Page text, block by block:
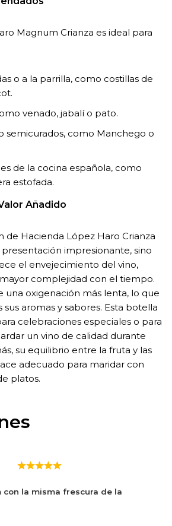
Magnum Crianza es ideal para
o a la parrilla, como costillas de
venado, jabalí o pato.
semicurados, como Manchego o
de la cocina española, como
estofada.
Añadido
de Hacienda López Haro Crianza
impresionante, sino
el envejecimiento del vino,
complejidad con el tiempo.
una oxigenación más lenta, lo que
aromas y sabores. Esta botella
celebraciones especiales o para
un vino de calidad durante
su equilibrio entre la fruta y las
adecuado para maridar con
platos.
HARO MAGNUM CRIANZA
con la misma frescura de la